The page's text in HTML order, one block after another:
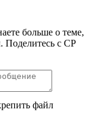
больше о теме,
Поделитесь с СР
файл